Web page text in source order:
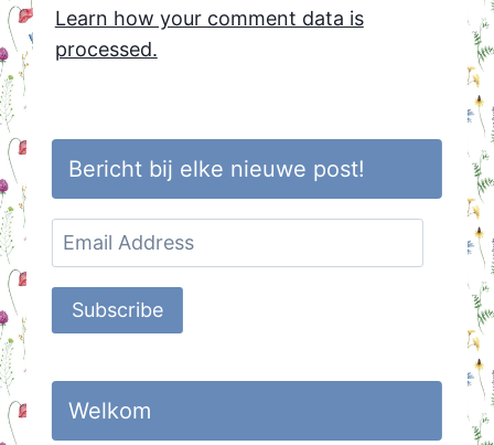
Learn how your comment data is
processed.
Bericht bij elke nieuwe post!
Email
Address
Subscribe
Welkom